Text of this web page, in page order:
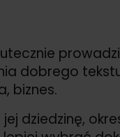
dobrego
biznes.
dziedzinę,